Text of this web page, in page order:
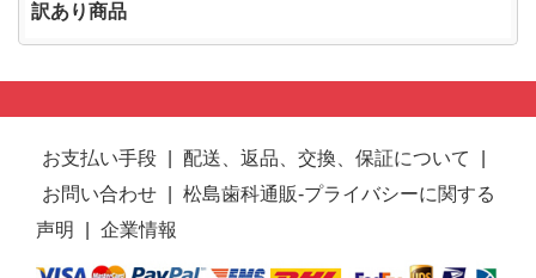
訳あり商品
お支払い手段 配送、返品、交換、保証について
お問い合わせ
松島歯科通販-プライバシーに関する
声明
企業情報